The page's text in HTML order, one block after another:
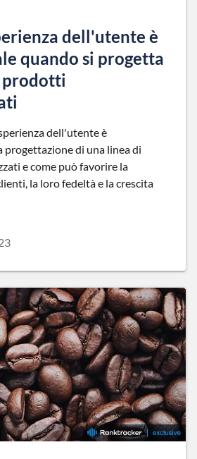
dell'utente è
quando si progetta
prodotti
dell'utente è
progettazione di una linea di
e come può favorire la
la loro fedeltà e la crescita